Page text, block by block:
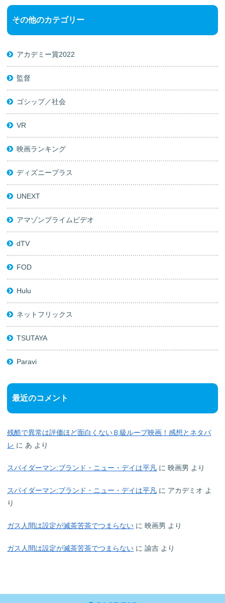
その他のカテゴリー
アカデミー賞2022
監督
ゴシップ／社会
VR
映画ランキング
ディズニープラス
UNEXT
アマゾンプライムビデオ
dTV
FOD
Hulu
ネットフリックス
TSUTAYA
Paravi
最近のコメント
残酷で異常は評価ほど面白くないＢ級ループ映画！感想とネタバ
レ に あ より
スパイダーマン:ブランド・ニュー・デイは平凡 に映画男 より
スパイダーマン:ブランド・ニュー・デイは平凡 に アカデミオ よ
り
ガス人間は設定が滅茶苦茶でつまらない に映画男 より
ガス人間は設定が滅茶苦茶でつまらない に諭吉 より